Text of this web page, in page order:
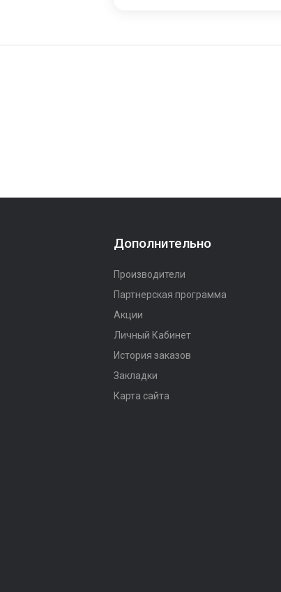
Дополнительно
Производители
Партнерская программа
Акции
Личный Кабинет
История заказов
Закладки
Карта сайта